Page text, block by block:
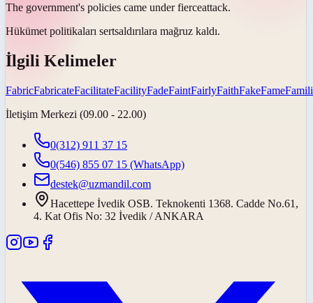
The government's policies came under fierceattack.
Hükümet politikaları sertsaldırılara mağruz kaldı.
İlgili Kelimeler
FabricFabricateFacilitateFacilityFadeFaintFairlyFaithFakeFame
İletişim Merkezi (09.00 - 22.00)
0(312) 911 37 15
0(546) 855 07 15 (WhatsApp)
destek@uzmandil.com
Hacettepe İvedik OSB. Teknokenti 1368. Cadde No.61,
4. Kat Ofis No: 32 İvedik / ANKARA